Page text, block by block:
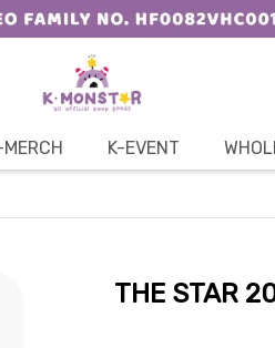
MERCH K-EVENT
THE STAR